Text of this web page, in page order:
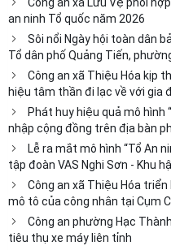
an ninh Tổ quốc năm 2026
Sôi nổi Ngày hội toàn dân
Tổ dân phố Quảng Tiến,
Công an xã Thiệu Hóa kịp
hiệu tâm thần đi lạc về với gia
Phát huy hiệu quả mô hình
nhập cộng đồng trên địa bàn
Lễ ra mắt mô hình “Tổ An
tập đoàn VAS Nghi Sơn - Khu
Công an xã Thiệu Hóa
mô tô của công nhân tại Cụm
Công an phường Hạc
tiêu thụ xe máy liên tỉnh